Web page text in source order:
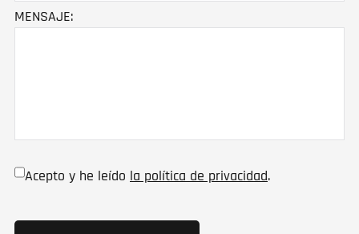
MENSAJE:
Acepto y he leído la política de privacidad.